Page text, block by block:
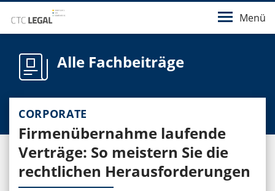
Menü
Alle Fachbeiträge
CORPORATE
Firmenübernahme laufende
Verträge: So meistern Sie die
rechtlichen Herausforderungen